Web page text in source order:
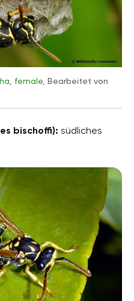
female, Bearbeitet von
bischoffi): südliches